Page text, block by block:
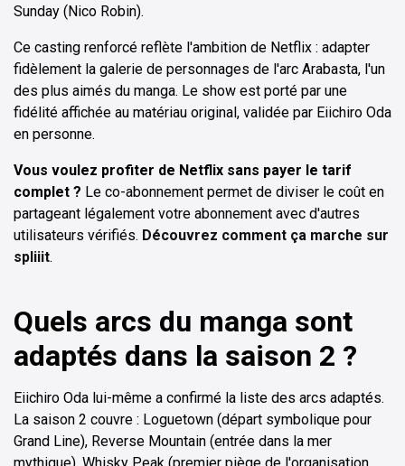
Sunday (Nico Robin).
Ce casting renforcé reflète l'ambition de Netflix : adapter
fidèlement la galerie de personnages de l'arc Arabasta, l'un
des plus aimés du manga. Le show est porté par une
fidélité affichée au matériau original, validée par Eiichiro Oda
en personne.
Vous voulez profiter de Netflix sans payer le tarif
complet ? Le co-abonnement permet de diviser le coût en
partageant légalement votre abonnement avec d'autres
utilisateurs vérifiés. Découvrez comment ça marche sur
spliiit.
Quels arcs du manga sont
adaptés dans la saison 2 ?
Eiichiro Oda lui-même a confirmé la liste des arcs adaptés.
La saison 2 couvre : Loguetown (départ symbolique pour
Grand Line), Reverse Mountain (entrée dans la mer